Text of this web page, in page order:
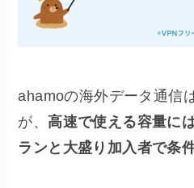
ahamoの海外データ通信
が、高速で使える容量に
ランと大盛り加入者で条